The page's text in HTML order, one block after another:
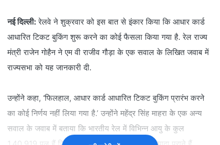
नई दिल्‍ली: रेलवे ने शुक्रवार को इस बात से इंकार किया कि आधार कार्ड
आधारित टिकट बुकिंग शुरू करने का कोई फैसला किया गया है. रेल राज्य
मंत्री राजेन गोहैन ने एम वी राजीव गौड़ा के एक सवाल के लिखित जवाब में
राज्यसभा को यह जानकारी दी.
उन्होंने कहा, ‘फिलहाल, आधार कार्ड आधारित टिकट बुकिंग प्रारंभ करने
का कोई निर्णय नहीं लिया गया है.’ उन्होंने महेंद्र सिंह माहरा के एक अन्य
सवाल के जवाब में बताया कि भारतीय रेल में विभिन्न आयु के कुल